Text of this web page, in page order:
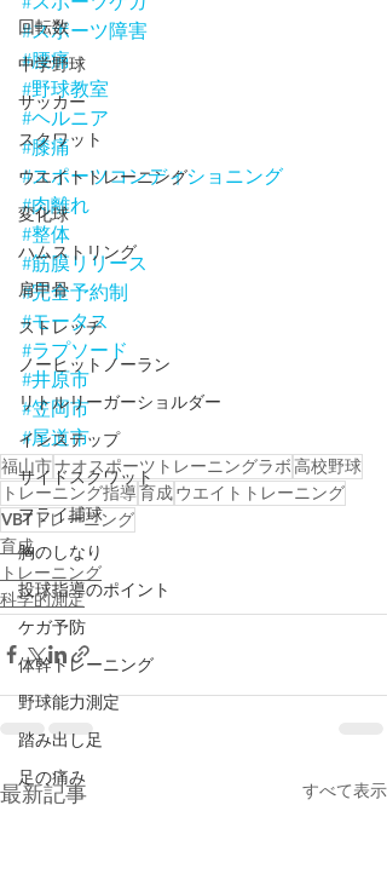
回転数
中学野球
サッカー
スクワット
ウエイトトレーニング
変化球
ハムストリング
肩甲骨
ストレッチ
ノーヒットノーラン
リトルリーガーショルダー
インステップ
サイドスクワット
フライ捕球
胸のしなり
投球指導のポイント
ケガ予防
体幹トレーニング
野球能力測定
踏み出し足
足の痛み
#スポーツ障害
#腰痛
#野球教室
#ヘルニア
#膝痛
#スポーツコンディショニング
#肉離れ
#整体
#筋膜リリース
#完全予約制
#モータス
#ラプソード
#井原市
#笠岡市
#尾道市
福山市ナオスポーツトレーニングラボ高校野球
トレーニング指導育成ウエイトトレーニング
VBTトレーニング
育成
トレーニング
科学的測定
最新記事 すべて表示